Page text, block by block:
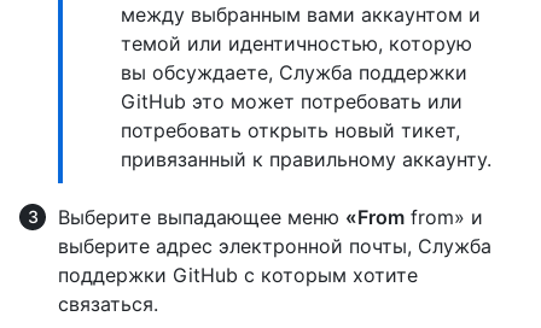
между выбранным вами аккаунтом и
темой или идентичностью, которую
вы обсуждаете, Служба поддержки
GitHub это может потребовать или
потребовать открыть новый тикет,
привязанный к правильному аккаунту.
Выберите выпадающее меню «From from» и
выберите адрес электронной почты, Служба
поддержки GitHub с которым хотите
связаться.